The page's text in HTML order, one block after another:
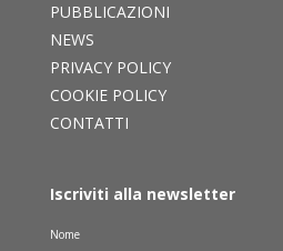
PUBBLICAZIONI
NEWS
PRIVACY POLICY
COOKIE POLICY
CONTATTI
Iscriviti alla newsletter
Nome